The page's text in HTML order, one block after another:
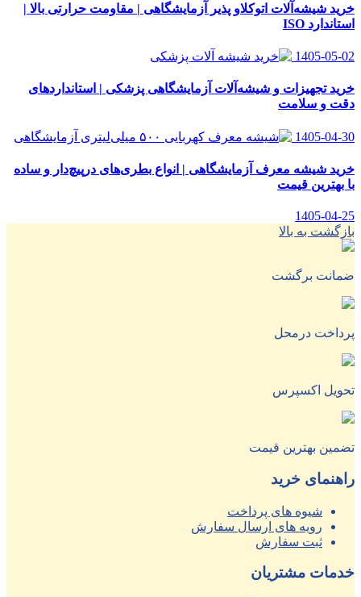
خرید شیشه‌آلات اتوکلاو پذیر آزمایشگاهی | مقاومت حرارتی بالا |
استاندارد ISO
1405-05-02
خرید تجهیزات و شیشه‌آلات آزمایشگاهی پزشکی | استانداردهای
دقت و سلامت
1405-04-30
خرید شیشه معرف آزمایشگاهی | انواع بطری‌های در‌پیچ‌دار و ساده
با بهترین قیمت
1405-04-25
بازگشت به بالا
ضمانت برگشت
پرداخت درمحل
تحویل اکسپرس
تضمین بهترین قیمت
راهنمای خرید
شیوه های پرداخت
رویه های ارسال سفارش
ثبت سفارش
خدمات مشتریان